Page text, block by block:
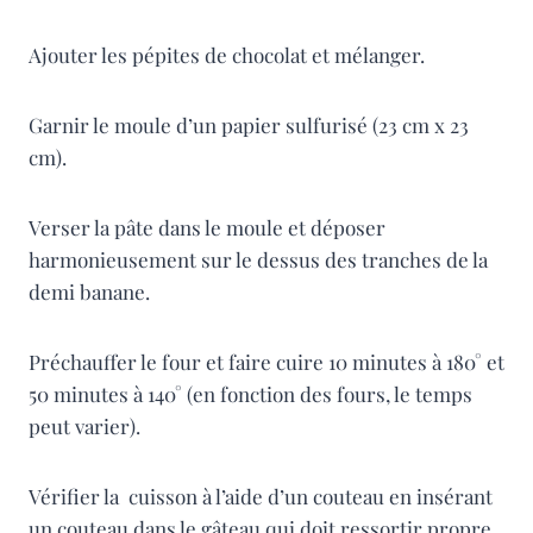
Ajouter les pépites de chocolat et mélanger.
Garnir le moule d’un papier sulfurisé (23 cm x 23
cm).
Verser la pâte dans le moule et déposer
harmonieusement sur le dessus des tranches de la
demi banane.
Préchauffer le four et faire cuire 10 minutes à 180° et
50 minutes à 140° (en fonction des fours, le temps
peut varier).
Vérifier la cuisson à l’aide d’un couteau en insérant